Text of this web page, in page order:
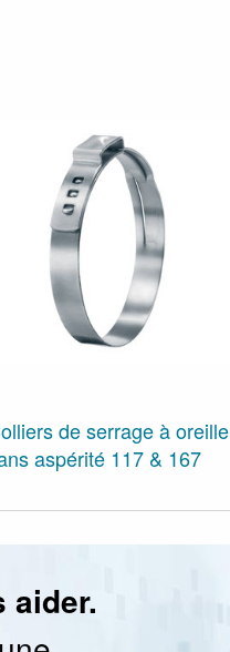
de serrage à oreille
aspérité 117 & 167
aider.